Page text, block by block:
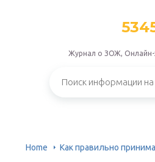
Журнал о ЗОЖ,
Home Как правильно